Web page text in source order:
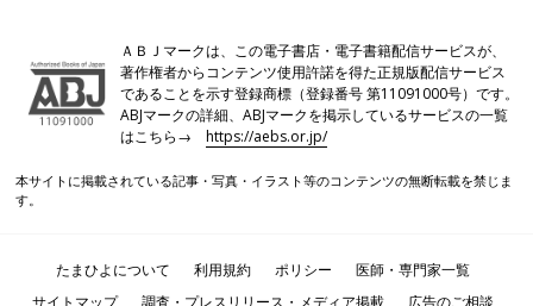
――初めて赤ちゃんの顔を見られたときはどんな気持ちでした
か？
いしい 「お顔があって、おててがあって･･･ちゃんと人間だ。
本当に人間が私のおなかに入っていたんだ！」という気持ちでし
た。エコーでは、いつももにょもにょと動いていたので顔をはっ
ていたよりもふにゃふにゃしていなくて、全体的にしっかりとし
ＡＢＪマークは、この電子書店・電子書籍配信サービスが、
著作権者からコンテンツ使用許諾を得た正規版配信サービス
であることを示す登録商標（登録番号 第11091000号）です。
ABJマークの詳細、ABJマークを掲示しているサービスの一覧
はこちら→https://aebs.or.jp/
本サイトに掲載されている記事・写真・イラスト等のコンテンツの無断転載を禁じま
す。
たまひよについて 利用規約 ポリシー
医師・専門家一覧